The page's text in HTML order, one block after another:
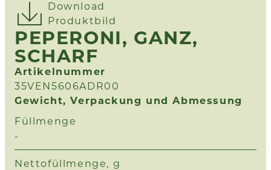
Download
Produktbild
PEPERONI, GANZ,
SCHARF
Artikelnummer
35VEN5606ADR00
Gewicht, Verpackung und Abmessung
Füllmenge
-
Nettofüllmenge, g